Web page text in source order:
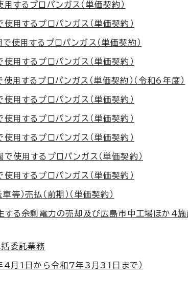
するプロパンガス（単価契約）
用するプロパンガス（単価契約）
使用するプロパンガス（単価契約）
用するプロパンガス（単価契約）
用するプロパンガス（単価契約）（令和6年度）
用するプロパンガス（単価契約）
用するプロパンガス（単価契約）
用するプロパンガス（単価契約）
使用するプロパンガス（単価契約）
用するプロパンガス（単価契約）
等）売払（前期）（単価契約）
生する余剰電力の売却及び広島市中工場ほか4
委託業務
年4月1日から令和7年3月31日まで）